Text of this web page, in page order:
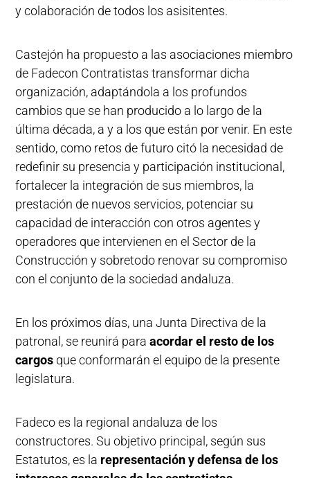
y colaboración de todos los asisitentes.
Castejón ha propuesto a las asociaciones miembro
de Fadecon Contratistas transformar dicha
organización, adaptándola a los profundos
cambios que se han producido a lo largo de la
última década, a y a los que están por venir. En este
sentido, como retos de futuro citó la necesidad de
redefinir su presencia y participación institucional,
fortalecer la integración de sus miembros, la
prestación de nuevos servicios, potenciar su
capacidad de interacción con otros agentes y
operadores que intervienen en el Sector de la
Construcción y sobretodo renovar su compromiso
con el conjunto de la sociedad andaluza.
En los próximos días, una Junta Directiva de la
patronal, se reunirá paraacordar el resto de los
cargos que conformarán el equipo de la presente
legislatura.
Fadeco es la regional andaluza de los
constructores. Su objetivo principal, según sus
Estatutos, es la representación y defensa de los